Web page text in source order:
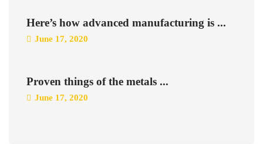
Here’s how advanced manufacturing is ...
June 17, 2020
Proven things of the metals ...
June 17, 2020